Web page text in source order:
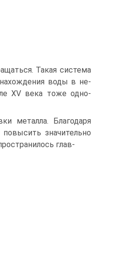
Такая система
нахождения воды в не­
XV века тоже одно­
металла. Благодаря
значительно
глав-